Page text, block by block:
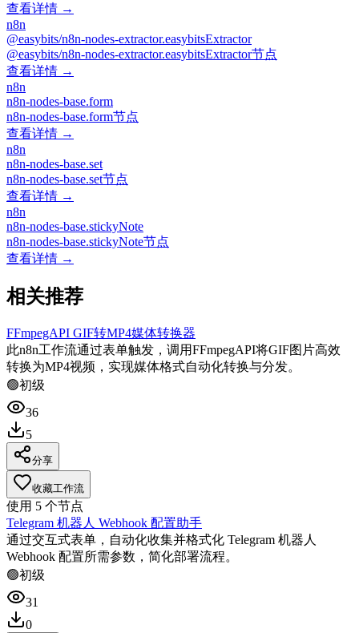
查看详情 →
n8n
@easybits/n8n-nodes-extractor.easybitsExtractor
@easybits/n8n-nodes-extractor.easybitsExtractor节点
查看详情 →
n8n
n8n-nodes-base.form
n8n-nodes-base.form节点
查看详情 →
n8n
n8n-nodes-base.set
n8n-nodes-base.set节点
查看详情 →
n8n
n8n-nodes-base.stickyNote
n8n-nodes-base.stickyNote节点
查看详情 →
相关推荐
FFmpegAPI GIF转MP4媒体转换器
此n8n工作流通过表单触发，调用FFmpegAPI将GIF图片高效
转换为MP4视频，实现媒体格式自动化转换与分发。
🟢初级
36
5
分享
收藏工作流
使用 5 个节点
Telegram 机器人 Webhook 配置助手
通过交互式表单，自动化收集并格式化 Telegram 机器人
Webhook 配置所需参数，简化部署流程。
🟢初级
31
0